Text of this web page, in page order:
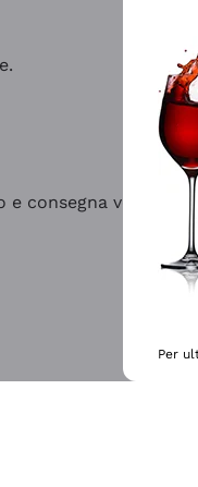
consegna
Per